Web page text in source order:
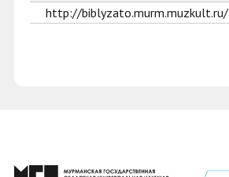
http://biblyzato.murm.muzkult.ru/